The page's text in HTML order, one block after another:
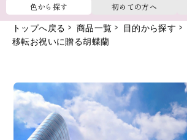
色から探す
初めての方へ
トップへ戻る 商品一覧 目的から探す
移転お祝いに贈る胡蝶蘭